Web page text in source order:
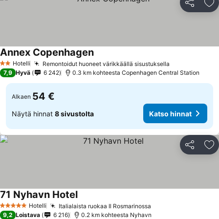
Jaa
2 Tähtiluokitus
Hotelli Remontoidut huoneet värikkäällä sisustuksella
Annex CopenhagenKatso hinnat
7,9 Hyvä 6 242 0.3 km kohteesta Copenhagen Central Station
Alkaen 54 €
Näytä hinnat 8 sivustolta Katso hinnat
Jaa
5 Tähtiluokitus
Hotelli Italialaista ruokaa Il Rosmarinossa
71 Nyhavn HotelKatso hinnat
9,2 Loistava 6 216 0.2 km kohteesta Nyhavn